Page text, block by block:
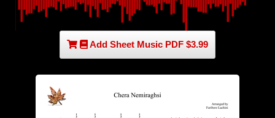
Add Sheet Music PDF $3.99